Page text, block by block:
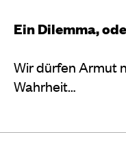
Ein Dilemma,
Wir dürfen Armut
Wahrheit…